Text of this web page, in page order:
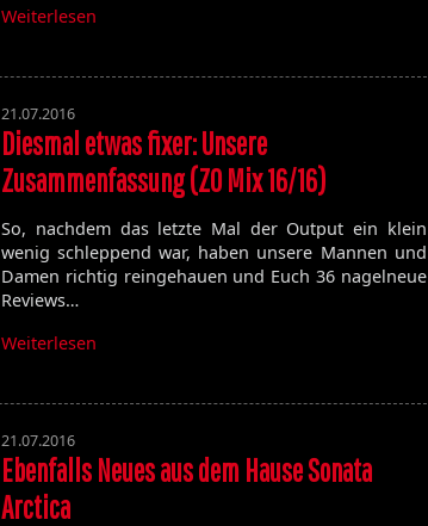
Weiterlesen
21.07.2016
Diesmal etwas fixer: Unsere
Zusammenfassung (ZO Mix 16/16)
So, nachdem das letzte Mal der Output ein klein
wenig schleppend war, haben unsere Mannen und
Damen richtig reingehauen und Euch 36 nagelneue
Reviews…
Weiterlesen
21.07.2016
Ebenfalls Neues aus dem Hause Sonata
Arctica